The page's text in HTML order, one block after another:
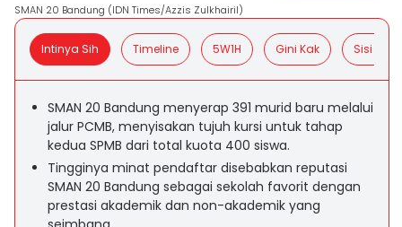
SMAN 20 Bandung (IDN Times/Azzis Zulkhairil)
Intinya Sih Timeline 5W1H Gini Kak Sisi
SMAN 20 Bandung menyerap 391 murid baru melalui
jalur PCMB, menyisakan tujuh kursi untuk tahap
kedua SPMB dari total kuota 400 siswa.
Tingginya minat pendaftar disebabkan reputasi
SMAN 20 Bandung sebagai sekolah favorit dengan
prestasi akademik dan non-akademik yang